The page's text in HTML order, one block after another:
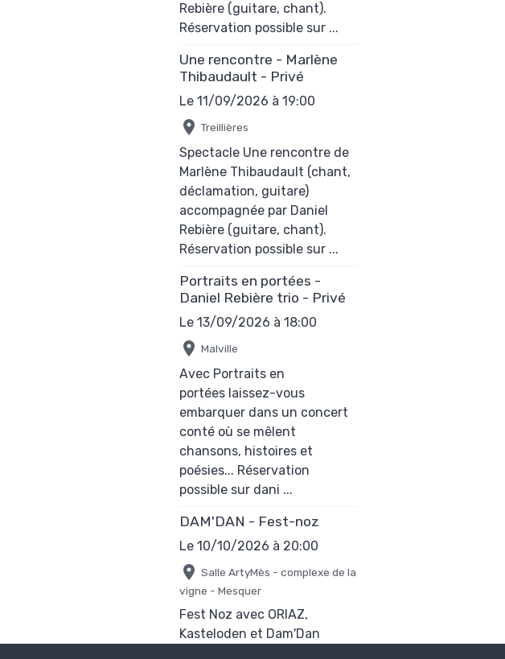
Rebière (guitare, chant).
Réservation possible sur ...
Une rencontre - Marlène
Thibaudault - Privé
Le 11/09/2026 à 19:00
Treillières
Spectacle Une rencontre de
Marlène Thibaudault (chant,
déclamation, guitare)
accompagnée par Daniel
Rebière (guitare, chant).
Réservation possible sur ...
Portraits en portées -
Daniel Rebière trio - Privé
Le 13/09/2026 à 18:00
Malville
Avec Portraits en
portées laissez-vous
embarquer dans un concert
conté où se mêlent
chansons, histoires et
poésies... Réservation
possible sur dani ...
DAM'DAN - Fest-noz
Le 10/10/2026 à 20:00
Salle ArtyMès - complexe de la
vigne - Mesquer
Fest Noz avec ORIAZ,
Kasteloden et Dam'Dan